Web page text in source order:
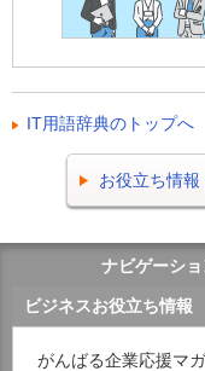
IT用語辞典のトップへ
お役立ち情
ナビゲーシ
ビジネスお役立ち情報
がんばる企業応援マ